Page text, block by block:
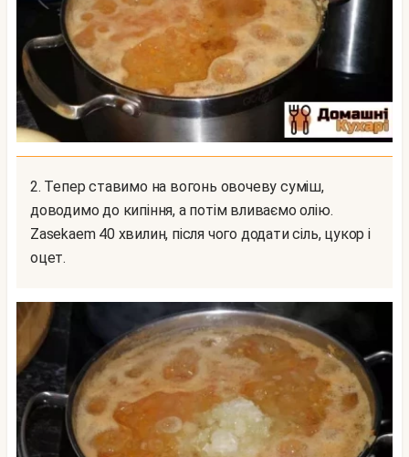
2. Тепер ставимо на вогонь овочеву суміш,
доводимо до кипіння, а потім вливаємо олію.
Zasekaem 40 хвилин, після чого додати сіль, цукор і
оцет.